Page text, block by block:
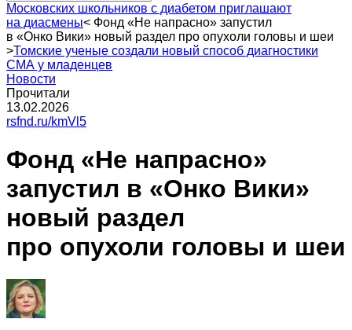
Московских школьников с диабетом приглашают
на диасмены< Фонд «Не напрасно» запустил
в «Онко Вики» новый раздел про опухоли головы и шеи
>Томские ученые создали новый способ диагностики
СМА у младенцев
Новости
Прочитали
13.02.2026
rsfnd.ru/kmVl5
Фонд «Не напрасно»
запустил в «Онко Вики»
новый раздел
про опухоли головы и шеи